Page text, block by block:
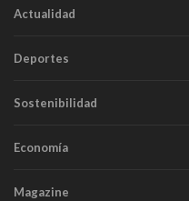
Actualidad
Deportes
Sostenibilidad
Economía
Magazine